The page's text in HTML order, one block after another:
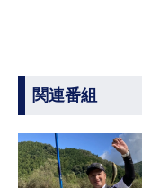
関連番組